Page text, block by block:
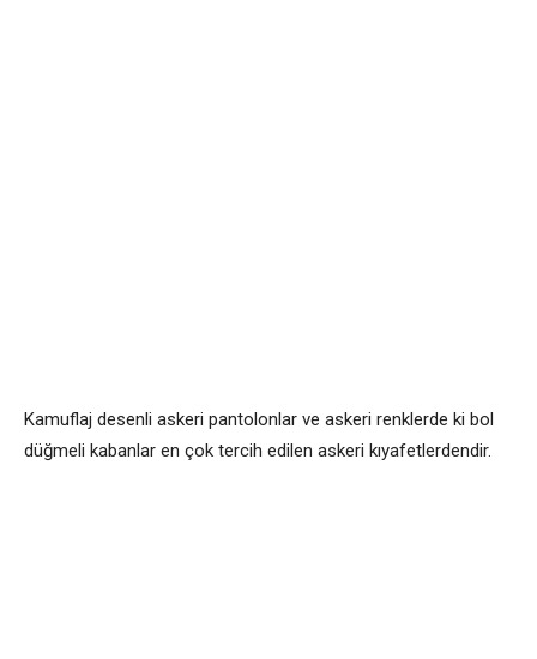
Kamuflaj desenli askeri pantolonlar ve askeri renklerde ki bol
düğmeli kabanlar en çok tercih edilen askeri kıyafetlerdendir.